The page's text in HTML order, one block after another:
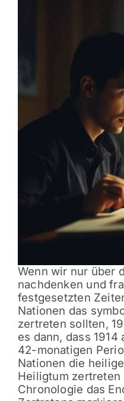
Wenn wir nur über
nachdenken und
festgesetzten
Nationen das
zertreten sollten,
es dann, dass
42-monatigen
Nationen die
Heiligtum zertreten
Chronologie das